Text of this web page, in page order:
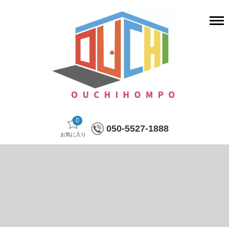
0
お気に入り
050-5527-1888